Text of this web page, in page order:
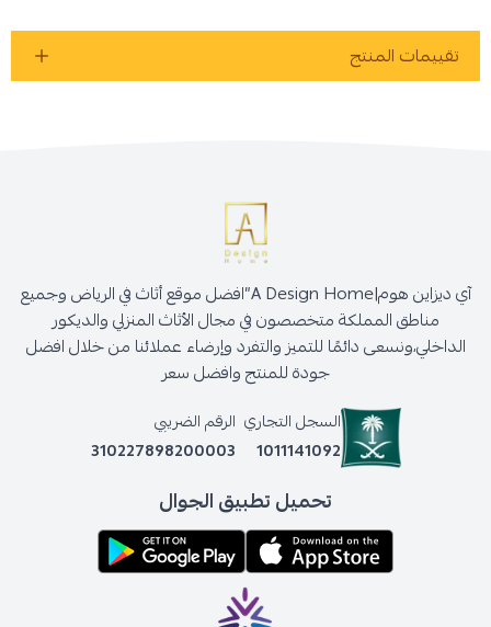
تقييمات المنتج
آي ديزاين هوم|A Design Home”افضل موقع أثاث في الرياض وجميع
مناطق المملكة متخصصون في مجال الأثاث المنزلي والديكور
الداخلي،ونسعى دائمًا للتميز والتفرد وإرضاء عملائنا من خلال افضل
جودة للمنتج وافضل سعر
السجل التجاري
1011141092
الرقم الضريبي
310227898200003
تحميل تطبيق الجوال